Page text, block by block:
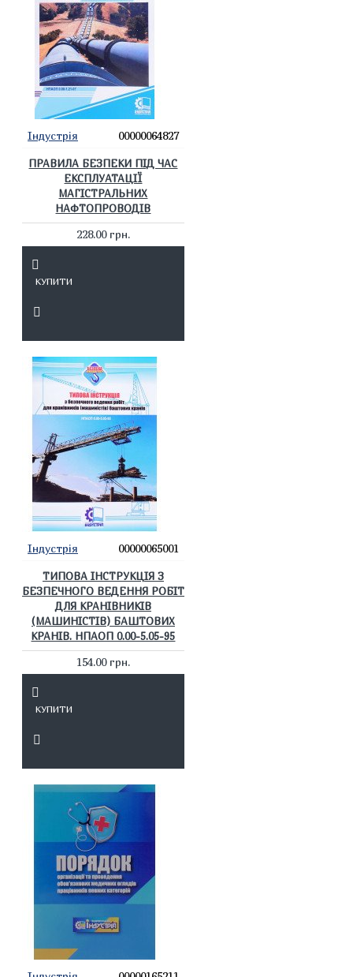
Індустрія 00000064827
ПРАВИЛА БЕЗПЕКИ ПІД ЧАС
ЕКСПЛУАТАЦІЇ
МАГІСТРАЛЬНИХ
НАФТОПРОВОДІВ
228.00 грн.
КУПИТИ
Індустрія 00000065001
ТИПОВА ІНСТРУКЦІЯ З
БЕЗПЕЧНОГО ВЕДЕННЯ РОБІТ
ДЛЯ КРАНІВНИКІВ
(МАШИНІСТІВ) БАШТОВИХ
КРАНІВ. НПАОП 0.00-5.05-95
154.00 грн.
КУПИТИ